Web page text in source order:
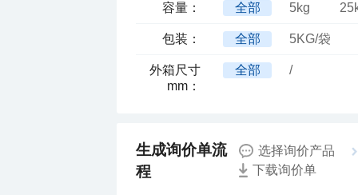
容量： 全部 5kg
包装： 全部 5KG/袋
mm：
全部 /
程
选择询价产品
下载询价单